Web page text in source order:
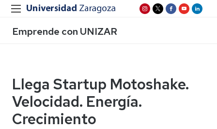
Emprende con UNIZAR
Llega Startup Motoshake.
Velocidad. Energía.
Crecimiento